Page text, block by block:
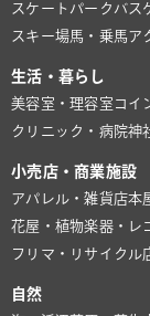
スケートパーク バス
スキー場馬・乗馬ア
生活・暮らし
美容室・理容室 コイ
クリニック・病院神
小売店・商業施設
アパレル・雑貨店本
花屋・植物楽器・レ
フリマ・リサイクル
自然